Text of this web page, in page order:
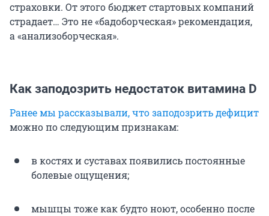
страховки. От этого бюджет стартовых компаний
страдает… Это не «бадоборческая» рекомендация,
а «анализоборческая».
Как заподозрить недостаток витамина D
Ранее мы рассказывали, что заподозрить дефицит
можно по следующим признакам:
в костях и суставах появились постоянные
болевые ощущения;
мышцы тоже как будто ноют, особенно после